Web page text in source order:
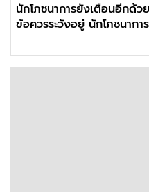
นักโภชนาการยังเตือนอีกด้ว
ข้อควรระวังอยู่ นักโภชนากา